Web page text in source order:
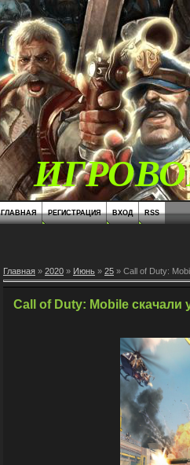
ГЛАВНАЯ РЕГИСТРАЦИЯ ВХОД RSS
Главная » 2020 » Июнь » 25 » Call of Duty:
Call of Duty: Mobile